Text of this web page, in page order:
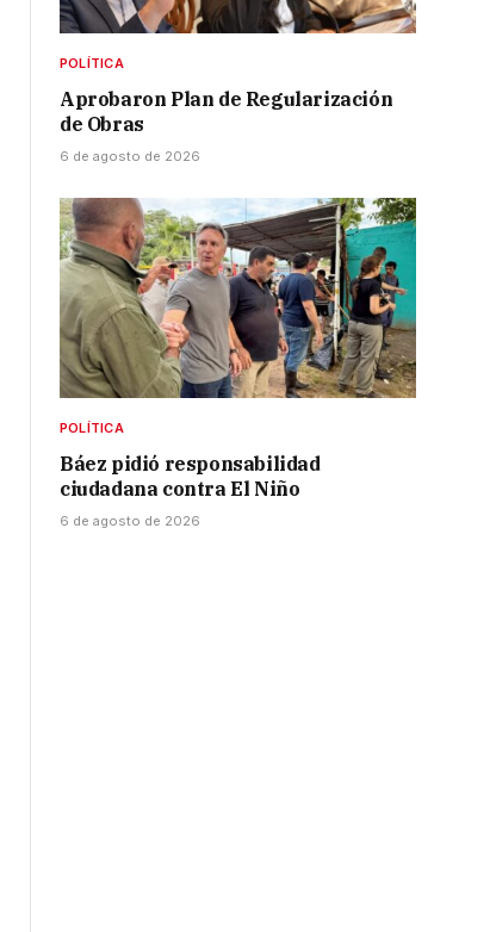
POLÍTICA
Aprobaron Plan de Regularización
de Obras
6 de agosto de 2026
POLÍTICA
Báez pidió responsabilidad
ciudadana contra El Niño
6 de agosto de 2026